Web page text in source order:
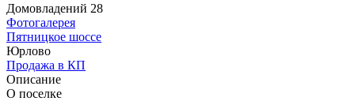
Домовладений 28
Фотогалерея
Пятницкое шоссе
Юрлово
Продажа в КП
Описание
О поселке